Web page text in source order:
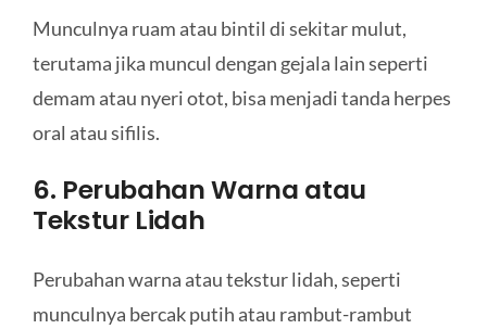
Munculnya ruam atau bintil di sekitar mulut,
terutama jika muncul dengan gejala lain seperti
demam atau nyeri otot, bisa menjadi tanda herpes
oral atau sifilis.
6. Perubahan Warna atau
Tekstur Lidah
Perubahan warna atau tekstur lidah, seperti
munculnya bercak putih atau rambut-rambut